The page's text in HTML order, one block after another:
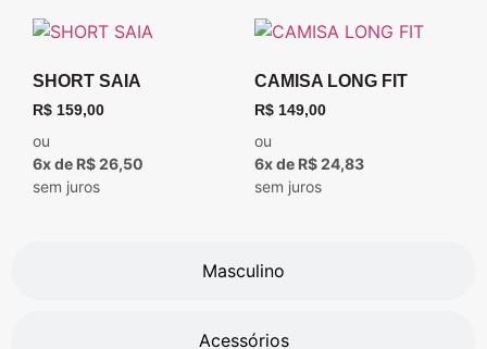
Masculino
Acessórios
SHORT SAIA
R$ 159,00
ou
6x de R$ 26,50
sem juros
CAMISA LONG FIT
R$ 149,00
ou
6x de R$ 24,83
sem juros